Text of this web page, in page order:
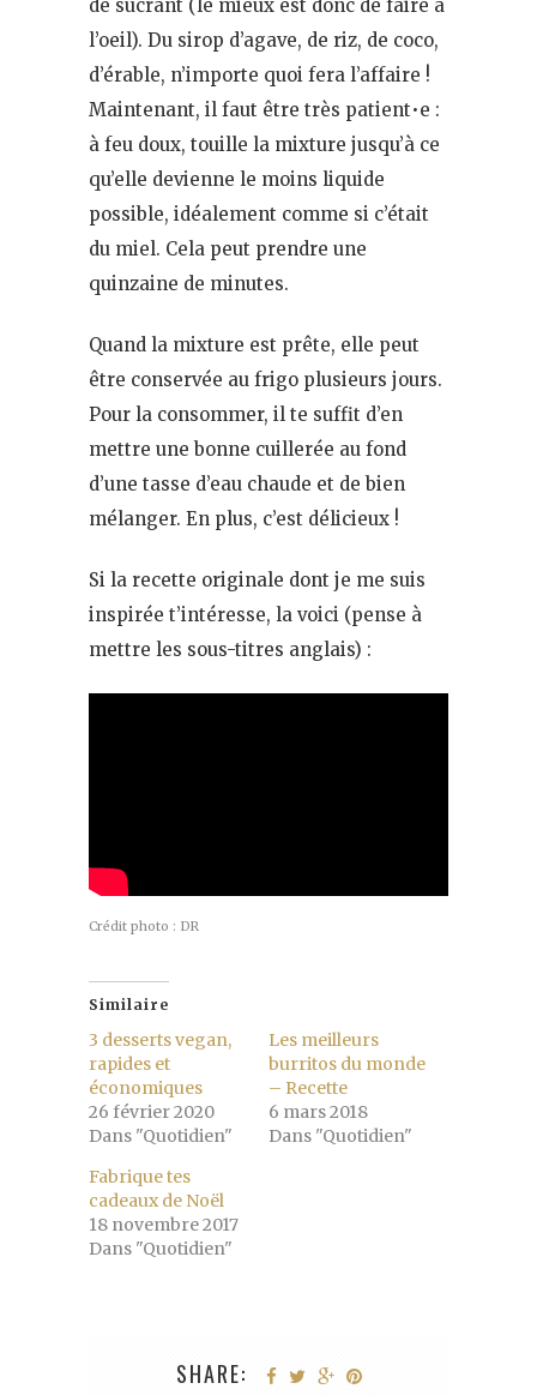
de sucrant (le mieux est donc de faire à
l’oeil). Du sirop d’agave, de riz, de coco,
d’érable, n’importe quoi fera l’affaire !
Maintenant, il faut être très patient•e :
à feu doux, touille la mixture jusqu’à ce
qu’elle devienne le moins liquide
possible, idéalement comme si c’était
du miel. Cela peut prendre une
quinzaine de minutes.
Quand la mixture est prête, elle peut
être conservée au frigo plusieurs jours.
Pour la consommer, il te suffit d’en
mettre une bonne cuillerée au fond
d’une tasse d’eau chaude et de bien
mélanger. En plus, c’est délicieux !
Si la recette originale dont je me suis
inspirée t’intéresse, la voici (pense à
mettre les sous-titres anglais) :
Crédit photo : DR
Similaire
3 desserts vegan,
rapides et
économiques
26 février 2020
Dans "Quotidien"
Les meilleurs
burritos du monde
– Recette
6 mars 2018
Dans "Quotidien"
Fabrique tes
cadeaux de Noël
18 novembre 2017
Dans "Quotidien"
SHARE: